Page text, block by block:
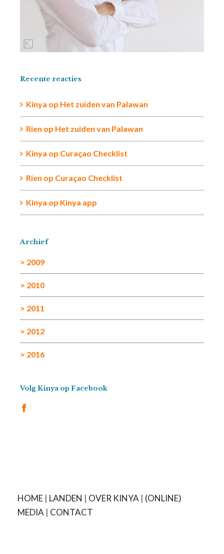
Recente reacties
Kinya op Het zuiden van Palawan
Rien op Het zuiden van Palawan
Kinya op Curaçao Checklist
Rien op Curaçao Checklist
Kinya op Kinya app
Archief
> 2009
> 2010
> 2011
> 2012
> 2016
Volg Kinya op Facebook
HOME| LANDEN | OVER KINYA| (ONLINE)
MEDIA| CONTACT